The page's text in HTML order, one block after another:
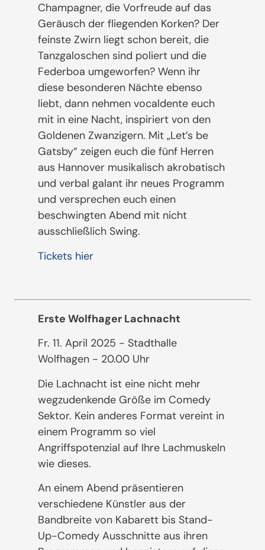
Champagner, die Vorfreude auf das
Geräusch der fliegenden Korken? Der
feinste Zwirn liegt schon bereit, die
Tanzgaloschen sind poliert und die
Federboa umgeworfen? Wenn ihr
diese besonderen Nächte ebenso
liebt, dann nehmen vocaldente euch
mit in eine Nacht, inspiriert von den
Goldenen Zwanzigern. Mit „Let’s be
Gatsby“ zeigen euch die fünf Herren
aus Hannover musikalisch akrobatisch
und verbal galant ihr neues Programm
und versprechen euch einen
beschwingten Abend mit nicht
ausschließlich Swing.
Tickets hier
Erste Wolfhager Lachnacht
Fr. 11. April 2025 - Stadthalle
Wolfhagen - 20.00 Uhr
Die Lachnacht ist eine nicht mehr
wegzudenkende Größe im Comedy
Sektor. Kein anderes Format vereint in
einem Programm so viel
Angriffspotenzial auf Ihre Lachmuskeln
wie dieses.
An einem Abend präsentieren
verschiedene Künstler aus der
Bandbreite von Kabarett bis Stand-
Up-Comedy Ausschnitte aus ihren